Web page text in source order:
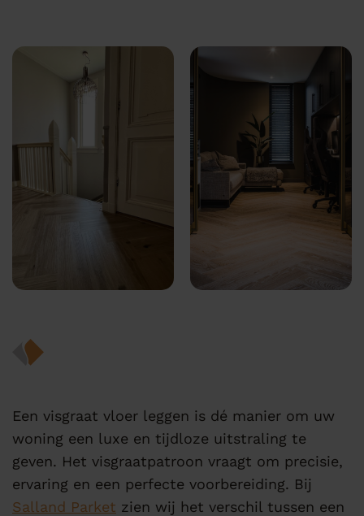
Een visgraat vloer leggen is dé manier om uw
woning een luxe en tijdloze uitstraling te
geven. Het visgraatpatroon vraagt om precisie,
ervaring en een perfecte voorbereiding. Bij
Salland Parket zien wij het verschil tussen een